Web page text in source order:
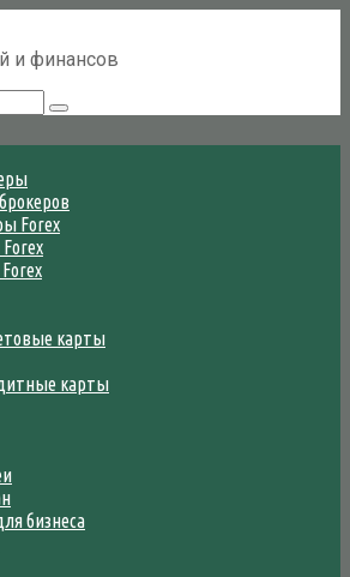
и финансов
Forex
карты
карты
бизнеса